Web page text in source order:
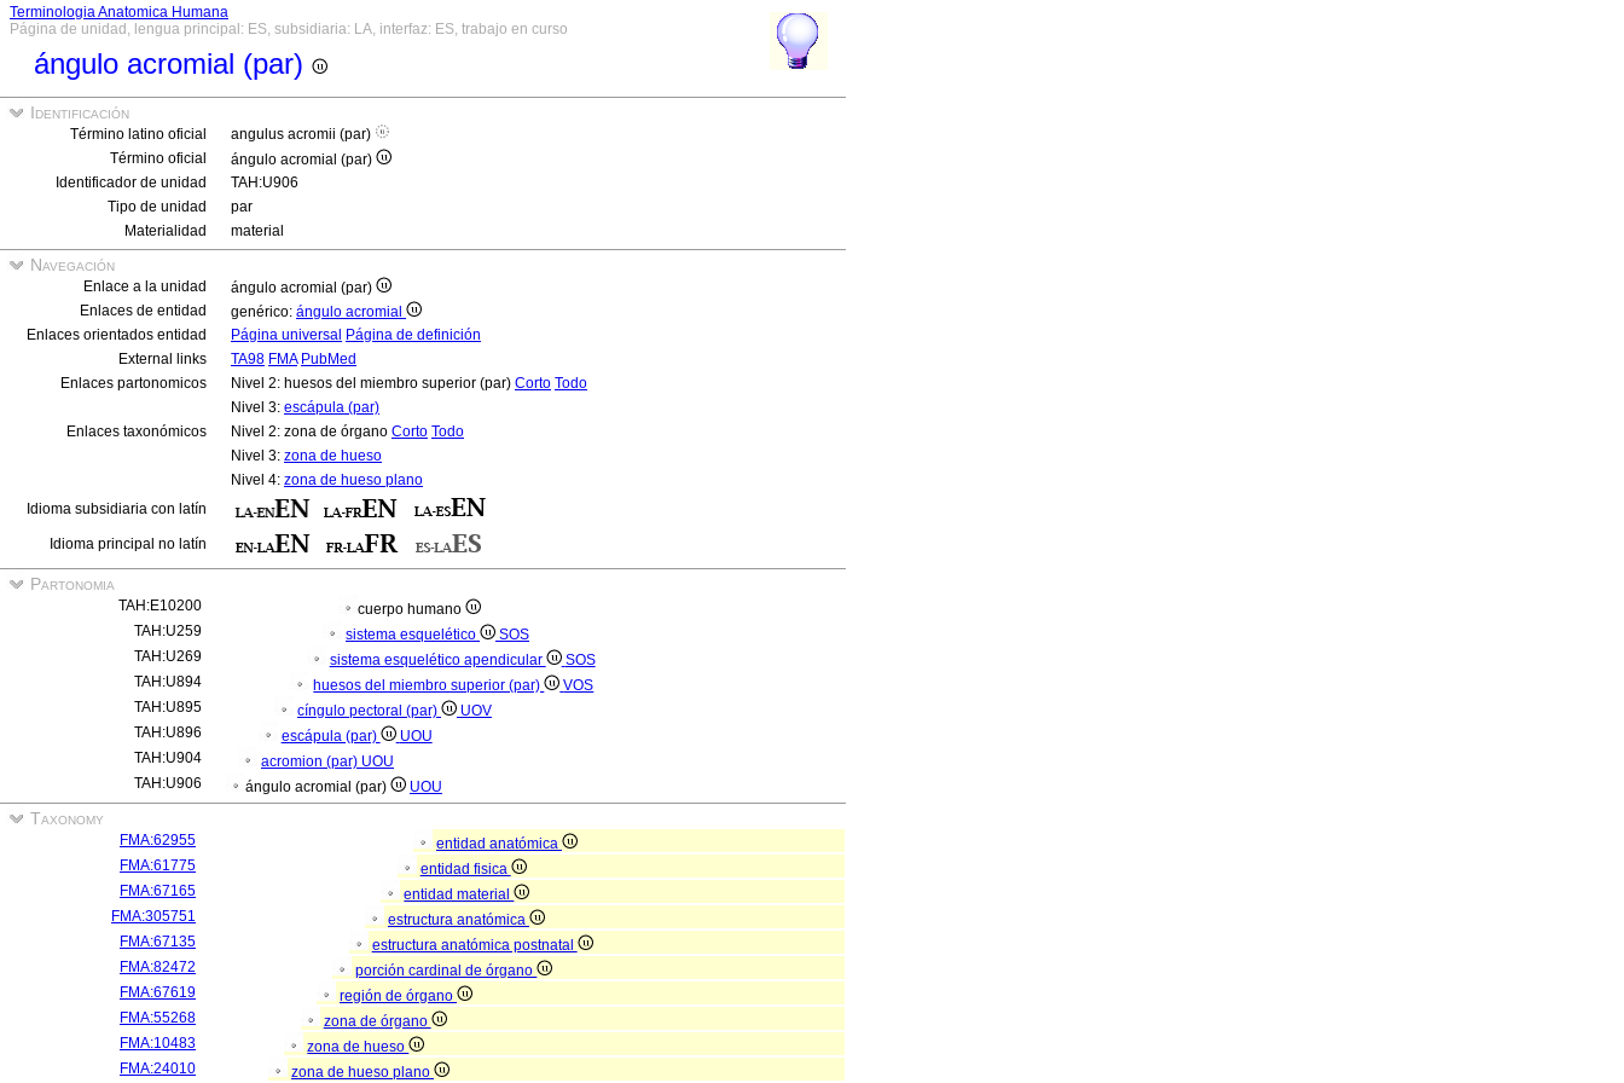
Terminologia Anatomica Humana
Página de unidad, lengua principal: ES, subsidiaria: LA, interfaz: ES, trabajo en curso
ángulo acromial (par)
Identificación
Término latino oficial
angulus acromii (par)
Término oficial
ángulo acromial (par)
Identificador de unidad
TAH:U906
Tipo de unidad
par
Materialidad
material
Navegación
Enlace a la unidad
ángulo acromial (par)
Enlaces de entidad
genérico: ángulo acromial
Enlaces orientados entidad
Página universal Página de definición
External links
TA98 FMA PubMed
Enlaces partonomicos
Nivel 2: huesos del miembro superior (par) Corto Todo
Nivel 3: escápula (par)
Enlaces taxonómicos
Nivel 2: zona de órgano Corto Todo
Nivel 3: zona de hueso
Nivel 4: zona de hueso plano
Idioma subsidiaria con latín
Idioma principal no latín
Partonomia
TAH:E10200
cuerpo humano
TAH:U259
sistema esquelético
SOS
TAH:U269
sistema esquelético apendicular
SOS
TAH:U894
huesos del miembro superior (par)
VOS
TAH:U895
cíngulo pectoral (par)
UOV
TAH:U896
escápula (par)
UOU
TAH:U904
acromion (par) UOU
TAH:U906
ángulo acromial (par) UOU
Taxonomy
FMA:62955
entidad anatómica
FMA:61775
entidad fisica
FMA:67165
entidad material
FMA:305751
estructura anatómica
FMA:67135
estructura anatómica postnatal
FMA:82472
porción cardinal de órgano
FMA:67619
región de órgano
FMA:55268
zona de órgano
FMA:10483
zona de hueso
FMA:24010
zona de hueso plano